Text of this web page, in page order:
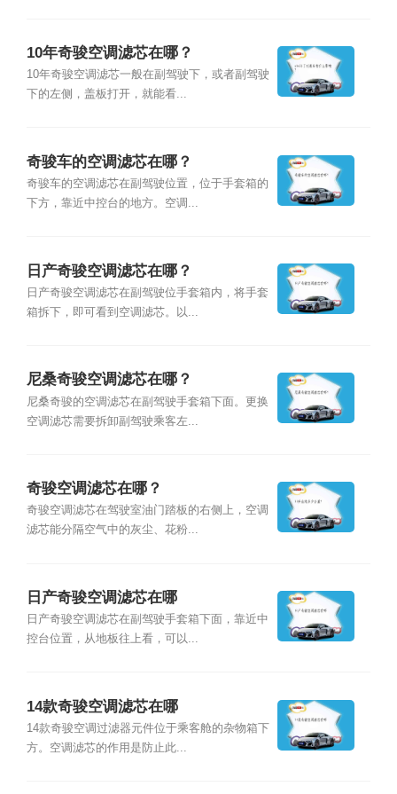
10年奇骏空调滤芯在哪？
10年奇骏空调滤芯一般在副驾驶下，或者副驾驶
下的左侧，盖板打开，就能看...
奇骏车的空调滤芯在哪？
奇骏车的空调滤芯在副驾驶位置，位于手套箱的
下方，靠近中控台的地方。空调...
日产奇骏空调滤芯在哪？
日产奇骏空调滤芯在副驾驶位手套箱内，将手套
箱拆下，即可看到空调滤芯。以...
尼桑奇骏空调滤芯在哪？
尼桑奇骏的空调滤芯在副驾驶手套箱下面。更换
空调滤芯需要拆卸副驾驶乘客左...
奇骏空调滤芯在哪？
奇骏空调滤芯在驾驶室油门踏板的右侧上，空调
滤芯能分隔空气中的灰尘、花粉...
日产奇骏空调滤芯在哪
日产奇骏空调滤芯在副驾驶手套箱下面，靠近中
控台位置，从地板往上看，可以...
14款奇骏空调滤芯在哪
14款奇骏空调过滤器元件位于乘客舱的杂物箱下
方。空调滤芯的作用是防止此...